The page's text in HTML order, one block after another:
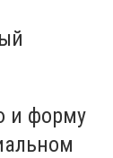
и форму